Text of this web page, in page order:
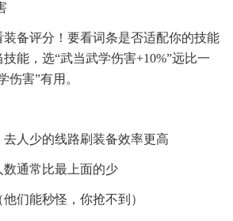
备评分！要看词条是否适配你的技能
能，选“武当武学伤害+10%”远比一
伤害”有用。
人少的线路刷装备效率更高
通常比最上面的少
们能秒怪，你抢不到）